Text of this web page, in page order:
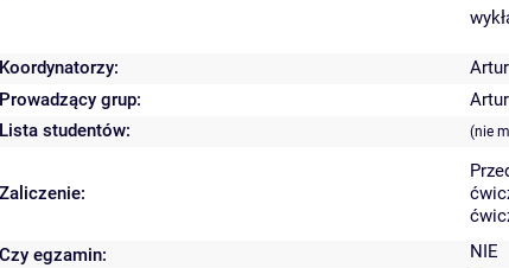
Koordynatorzy:
Prowadzący grup:
Lista studentów:
(nie
Zaliczenie:
Czy egzamin:
NIE